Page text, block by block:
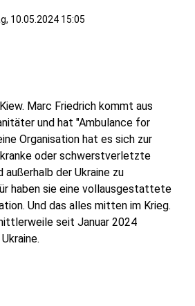
10.05.2024 15:05
Marc Friedrich kommt aus
und hat "Ambulance for
Organisation hat es sich zur
oder schwerstverletzte
außerhalb der Ukraine zu
haben sie eine vollausgestattete
Und das alles mitten im Krieg.
seit Januar 2024